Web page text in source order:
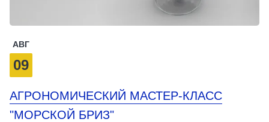
АВГ
09
АГРОНОМИЧЕСКИЙ МАСТЕР-КЛАСС
"МОРСКОЙ БРИЗ"